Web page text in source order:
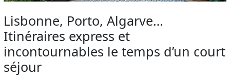
Lisbonne, Porto, Algarve…
Itinéraires express et
incontournables le temps d’un court
séjour